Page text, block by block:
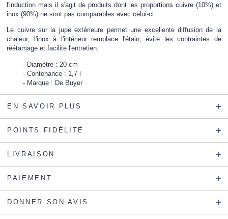
l'induction mais il s'agit de produits dont les proportions cuivre (10%) et
inox (90%) ne sont pas comparables avec celui-ci.
Le cuivre sur la jupe extérieure permet une excellente diffusion de la
chaleur, l'inox à l'intérieur remplace l'étain, évite les contraintes de
réétamage et facilite l'entretien.
Diamètre : 20 cm
Contenance : 1,7 l
Marque : De Buyer
EN SAVOIR PLUS
POINTS FIDÉLITÉ
LIVRAISON
PAIEMENT
DONNER SON AVIS